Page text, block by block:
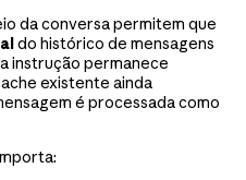
da conversa permitem que
do histórico de mensagens
instrução permanece
existente ainda
é processada como